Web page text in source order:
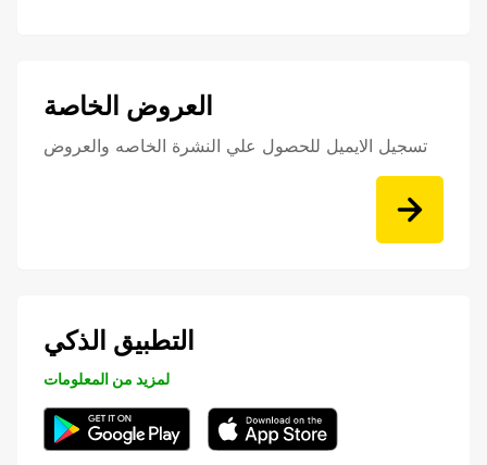
العروض الخاصة
تسجيل الايميل للحصول علي النشرة الخاصه والعروض
التطبيق الذكي
لمزيد من المعلومات